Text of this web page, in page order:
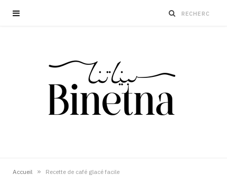
Accueil » Recette de café glacé facile